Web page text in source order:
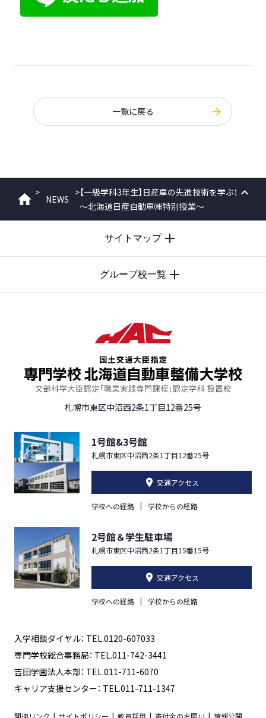
一覧に戻る
ホーム
>
NEWS
>【一級学科3年生】日産車の先進技術を学ぶ！
～北海道日産自動車㈱特別授業～
サイトマップ
グループ校一覧
札幌市東区中沼西2条1丁目12番25号
1号館&3号館
札幌市東区中沼西2条1丁目12番25号
交通アクセス
学校への経路 学校からの経路
2号館＆学生駐車場
札幌市東区中沼西2条1丁目15番15号
交通アクセス
学校への経路 学校からの経路
入学相談ダイヤル： TEL.0120-607033
専門学校総合事務局： TEL.011-742-3441
吉田学園法人本部： TEL.011-711-6070
キャリア支援センター： TEL.011-711-1347